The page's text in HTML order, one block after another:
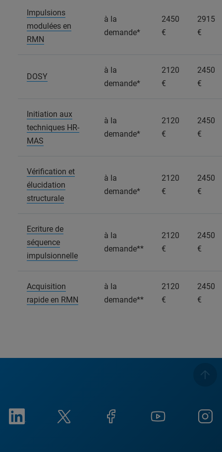
Impulsions
modulées en
RMN
à la
demande*
2450
€
2915
€
DOSY
à la
demande*
2120
€
2450
€
Initiation aux
techniques HR-
MAS
à la
demande*
2120
€
2450
€
Vérification et
élucidation
structurale
à la
demande*
2120
€
2450
€
Ecriture de
séquence
impulsionnelle
à la
demande**
2120
€
2450
€
Acquisition
rapide en RMN
à la
demande**
2120
€
2450
€